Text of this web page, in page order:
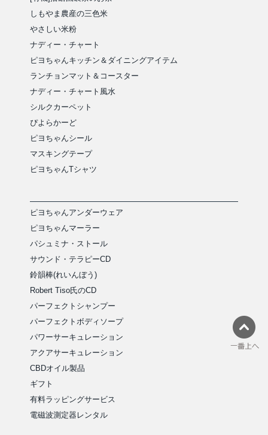
しもやま農産の三色米
やさしい米粉
ナディー・チャート
ピヨちゃんキッチン＆ダイニングアイテム
ランチョンマット＆コースター
ナディー・チャート風水
シルクカーペット
ぴよらかーど
ピヨちゃんシール
マスキングテープ
ピヨちゃんTシャツ
ピヨちゃんアンダーウェア
ピヨちゃんマーラー
パシュミナ・ストール
サウンド・テラピーCD
鈴韻棒(れいんぼう)
Robert Tiso氏のCD
パーフェクトシャンプー
パーフェクトボディソープ
パワーサーキュレーション
アクアサーキュレーション
CBDオイル製品
ギフト
有料ラッピングサービス
電磁波測定器レンタル